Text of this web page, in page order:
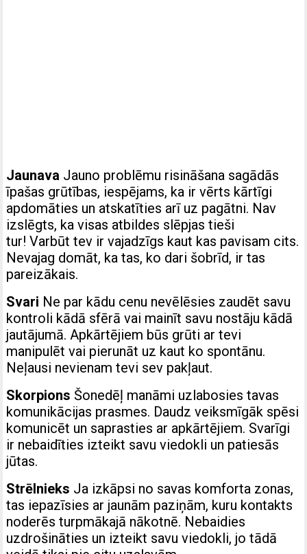
Jaunava Jauno problēmu risināšana sagādās
īpašas grūtības, iespējams, ka ir vērts kārtīgi
apdomāties un atskatīties arī uz pagātni. Nav
izslēgts, ka visas atbildes slēpjas tieši
tur! Varbūt tev ir vajadzīgs kaut kas pavisam cits.
Nevajag domāt, ka tas, ko dari šobrīd, ir tas
pareizākais.
Svari Ne par kādu cenu nevēlēsies zaudēt savu
kontroli kādā sfērā vai mainīt savu nostāju kādā
jautājumā. Apkārtējiem būs grūti ar tevi
manipulēt vai pierunāt uz kaut ko spontānu.
Neļausi nevienam tevi sev pakļaut.
SkorpionsŠonedēļ manāmi uzlabosies tavas
komunikācijas prasmes. Daudz veiksmīgāk spēsi
komunicēt un saprasties ar apkārtējiem. Svarīgi
ir nebaidīties izteikt savu viedokli un patiesās
jūtas.
Strēlnieks Ja izkāpsi no savas komforta zonas,
tas iepazīsies ar jaunām paziņām, kuru kontakts
noderēs turpmākajā nākotnē. Nebaidies
uzdrošināties un izteikt savu viedokli, jo tādā